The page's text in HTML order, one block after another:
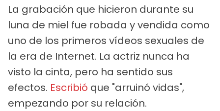
La grabación que hicieron durante su
luna de miel fue robada y vendida como
uno de los primeros vídeos sexuales de
la era de Internet. La actriz nunca ha
visto la cinta, pero ha sentido sus
efectos. Escribió que "arruinó vidas",
empezando por su relación.